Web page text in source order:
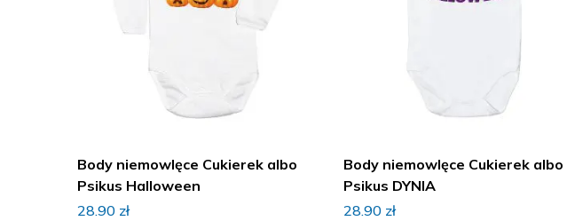
Body niemowlęce Cukierek albo
Psikus Halloween
28.90 zł
Body niemowlęce Cukierek albo
Psikus DYNIA
28.90 zł